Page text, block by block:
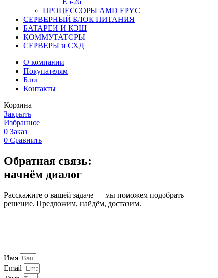
ПРОЦЕССОРЫ AMD EPYC
СЕРВЕРНЫЙ БЛОК ПИТАНИЯ
БАТАРЕИ И КЭШ
КОММУТАТОРЫ
СЕРВЕРЫ и СХД
О компании
Покупателям
Блог
Контакты
Корзина
Закрыть
Избранное
0 Заказ
0 Сравнить
Обратная связь:
начнём диалог
Расскажите о вашей задаче — мы поможем подобрать
решение. Предложим, найдём, доставим.
Имя
Email